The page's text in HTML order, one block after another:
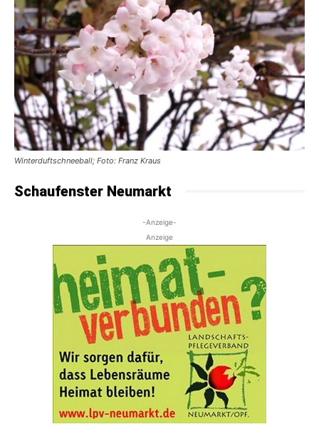
Winterduftschneeball; Foto: Franz Kraus
Schaufenster Neumarkt
-Anzeige-
Anzeige